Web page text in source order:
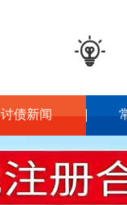

讨债新闻